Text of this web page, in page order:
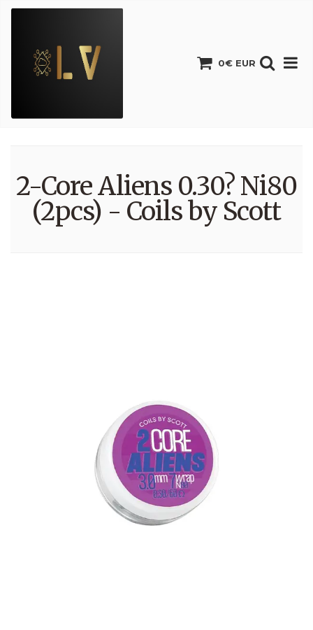
0€ EUR
2-Core Aliens 0.30? Ni80
(2pcs) - Coils by Scott